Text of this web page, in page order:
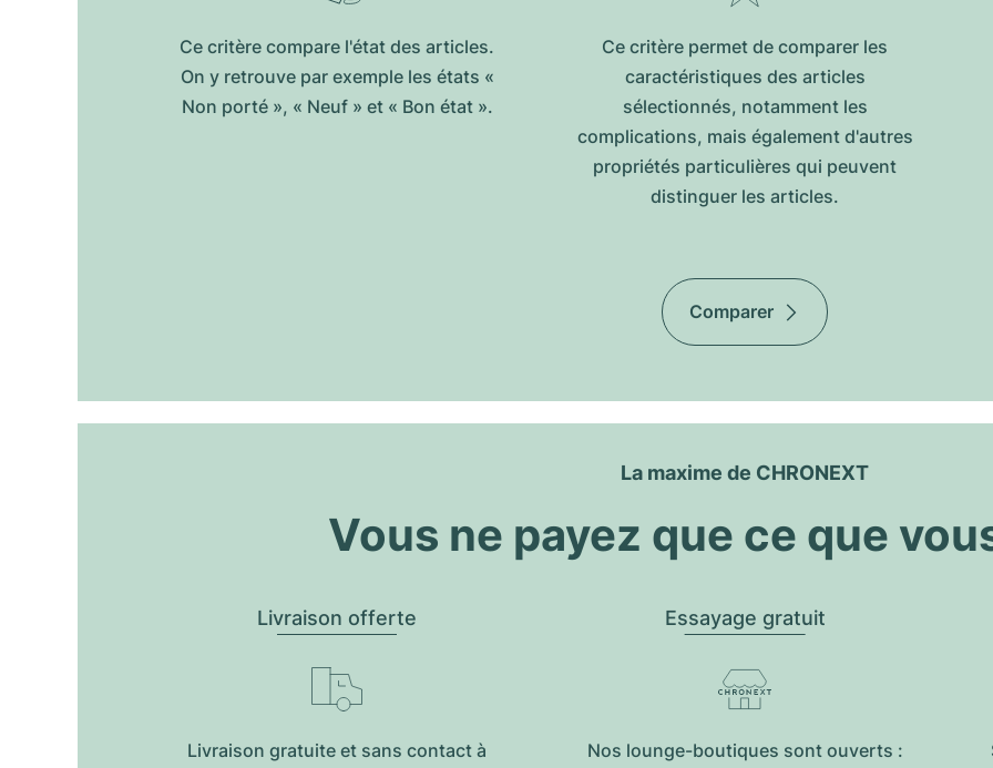
Ce critère compare l'état des articles.
On y retrouve par exemple les états «
Non porté », « Neuf » et « Bon état ».
Ce critère permet de comparer les
caractéristiques des articles
sélectionnés, notamment les
complications, mais également d'autres
propriétés particulières qui peuvent
distinguer les articles.
Comparer
La maxime de CHRONEXT
Vous ne payez que ce que
Livraison offerte
Livraison gratuite et sans contact à
Essayage gratuit
Nos lounge-boutiques sont ouverts :